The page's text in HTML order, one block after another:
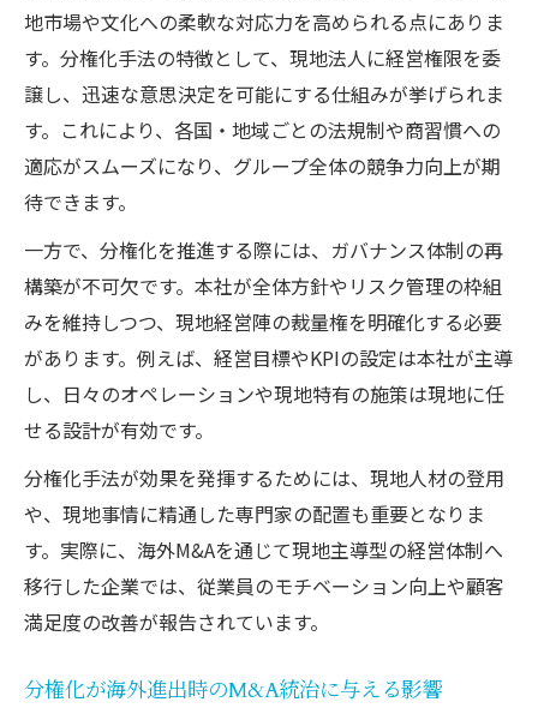
地市場や文化への柔軟な対応力を高められる点にありま
す。分権化手法の特徴として、現地法人に経営権限を委
譲し、迅速な意思決定を可能にする仕組みが挙げられま
す。これにより、各国・地域ごとの法規制や商習慣への
適応がスムーズになり、グループ全体の競争力向上が期
待できます。
一方で、分権化を推進する際には、ガバナンス体制の再
構築が不可欠です。本社が全体方針やリスク管理の枠組
みを維持しつつ、現地経営陣の裁量権を明確化する必要
があります。例えば、経営目標やKPIの設定は本社が主導
し、日々のオペレーションや現地特有の施策は現地に任
せる設計が有効です。
分権化手法が効果を発揮するためには、現地人材の登用
や、現地事情に精通した専門家の配置も重要となりま
す。実際に、海外M&Aを通じて現地主導型の経営体制へ
移行した企業では、従業員のモチベーション向上や顧客
満足度の改善が報告されています。
分権化が海外進出時のM&A統治に与える影響